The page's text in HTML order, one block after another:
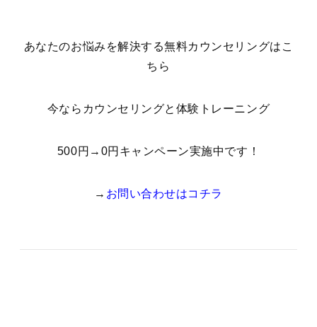
あなたのお悩みを解決する無料カウンセリングはこ
ちら
今ならカウンセリングと体験トレーニング
500円→0円キャンペーン実施中です！
→ お問い合わせはコチラ